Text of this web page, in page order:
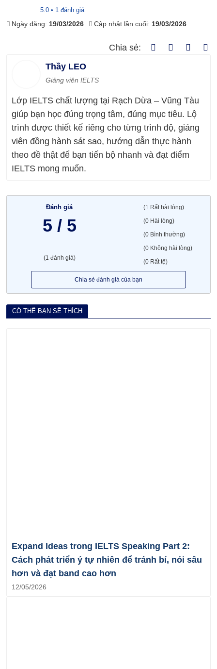
5.0 • 1 đánh giá
Ngày đăng: 19/03/2026 Cập nhật lần cuối: 19/03/2026
Chia sẻ:
Thầy LEO
Giảng viên IELTS
Lớp IELTS chất lượng tại Rạch Dừa – Vũng Tàu
giúp bạn học đúng trọng tâm, đúng mục tiêu. Lộ
trình được thiết kế riêng cho từng trình độ, giảng
viên đồng hành sát sao, hướng dẫn thực hành
theo đề thật để bạn tiến bộ nhanh và đạt điểm
IELTS mong muốn.
Đánh giá
5 / 5
(1 đánh giá)
(1 Rất hài lòng)
(0 Hài lòng)
(0 Bình thường)
(0 Không hài lòng)
(0 Rất tệ)
Chia sẻ đánh giá của bạn
CÓ THỂ BẠN SẼ THÍCH
Expand Ideas trong IELTS Speaking Part 2:
Cách phát triển ý tự nhiên để tránh bí, nói sâu
hơn và đạt band cao hơn
12/05/2026